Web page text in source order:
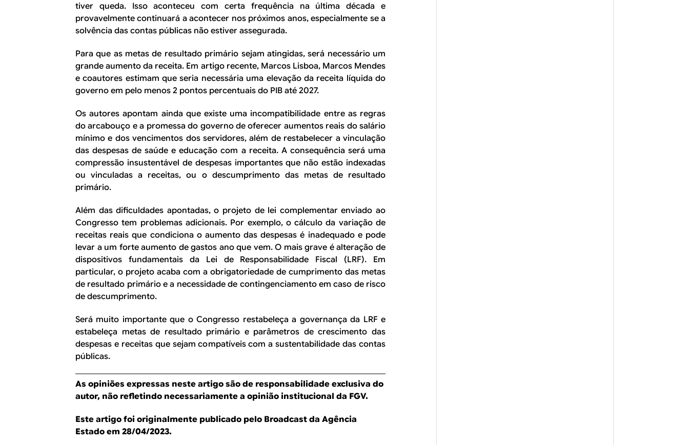
tiver queda. Isso aconteceu com certa frequência na última década e
provavelmente continuará a acontecer nos próximos anos, especialmente se a
solvência das contas públicas não estiver assegurada.
Para que as metas de resultado primário sejam atingidas, será necessário um
grande aumento da receita. Em artigo recente, Marcos Lisboa, Marcos Mendes
e coautores estimam que seria necessária uma elevação da receita líquida do
governo em pelo menos 2 pontos percentuais do PIB até 2027.
Os autores apontam ainda que existe uma incompatibilidade entre as regras
do arcabouço e a promessa do governo de oferecer aumentos reais do salário
mínimo e dos vencimentos dos servidores, além de restabelecer a vinculação
das despesas de saúde e educação com a receita. A consequência será uma
compressão insustentável de despesas importantes que não estão indexadas
ou vinculadas a receitas, ou o descumprimento das metas de resultado
primário.
Além das dificuldades apontadas, o projeto de lei complementar enviado ao
Congresso tem problemas adicionais. Por exemplo, o cálculo da variação de
receitas reais que condiciona o aumento das despesas é inadequado e pode
levar a um forte aumento de gastos ano que vem. O mais grave é alteração de
dispositivos fundamentais da Lei de Responsabilidade Fiscal (LRF). Em
particular, o projeto acaba com a obrigatoriedade de cumprimento das metas
de resultado primário e a necessidade de contingenciamento em caso de risco
de descumprimento.
Será muito importante que o Congresso restabeleça a governança da LRF e
estabeleça metas de resultado primário e parâmetros de crescimento das
despesas e receitas que sejam compatíveis com a sustentabilidade das contas
públicas.
As opiniões expressas neste artigo são de responsabilidade exclusiva do
autor, não refletindo necessariamente a opinião institucional da FGV.
Este artigo foi originalmente publicado pelo Broadcast da Agência
Estado em 28/04/2023.